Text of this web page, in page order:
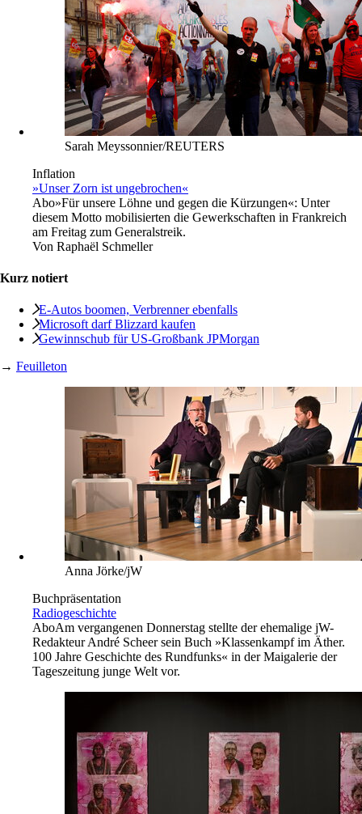
Sarah Meyssonnier/REUTERS
Inflation
»Unser Zorn ist ungebrochen«
Abo»Für unsere Löhne und gegen die Kürzungen«: Unter
diesem Motto mobilisierten die Gewerkschaften in Frankreich
am Freitag zum Generalstreik.
Von Raphaël Schmeller
Kurz notiert
E-Autos boomen, Verbrenner ebenfalls
Microsoft darf Blizzard kaufen
Gewinnschub für US-Großbank JPMorgan
→ Feuilleton
Anna Jörke/jW
Buchpräsentation
Radiogeschichte
AboAm vergangenen Donnerstag stellte der ehemalige jW-
Redakteur André Scheer sein Buch »Klassenkampf im Äther.
100 Jahre Geschichte des Rundfunks« in der Maigalerie der
Tageszeitung junge Welt vor.